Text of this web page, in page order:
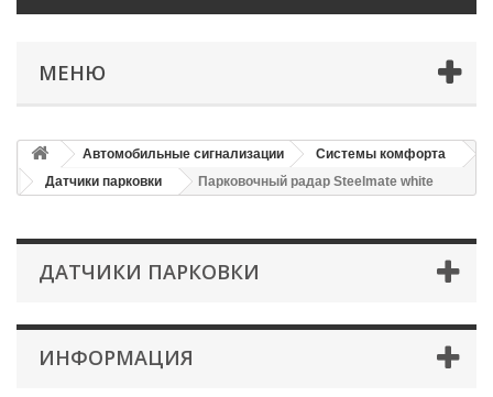
МЕНЮ
Автомобильные сигнализации
Системы комфорта
Датчики парковки
Парковочный радар Steelmate white
ДАТЧИКИ ПАРКОВКИ
ИНФОРМАЦИЯ